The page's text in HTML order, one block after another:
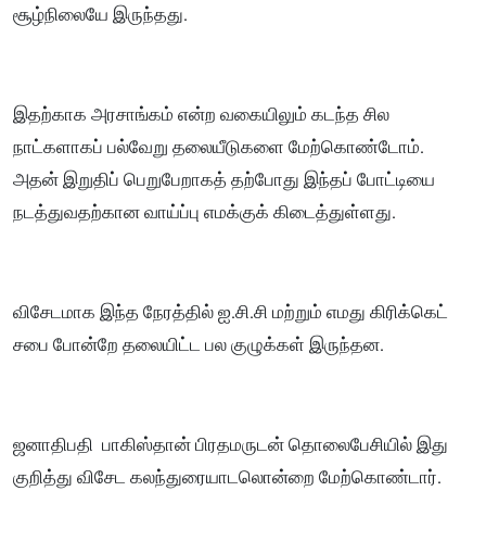
சூழ்நிலையே இருந்தது.
இதற்காக அரசாங்கம் என்ற வகையிலும் கடந்த சில
நாட்களாகப் பல்வேறு தலையீடுகளை மேற்கொண்டோம்.
அதன் இறுதிப் பெறுபேறாகத் தற்போது இந்தப் போட்டியை
நடத்துவதற்கான வாய்ப்பு எமக்குக் கிடைத்துள்ளது.
விசேடமாக இந்த நேரத்தில் ஐ.சி.சி மற்றும் எமது கிரிக்கெட்
சபை போன்றே தலையிட்ட பல குழுக்கள் இருந்தன.
ஜனாதிபதி பாகிஸ்தான் பிரதமருடன் தொலைபேசியில் இது
குறித்து விசேட கலந்துரையாடலொன்றை மேற்கொண்டார்.